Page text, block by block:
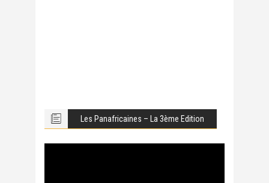
Les Panafricaines – La 3ème Edition